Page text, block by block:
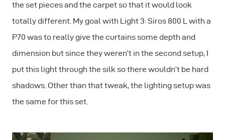
the set pieces and the carpet so that it would look
totally different. My goal with Light 3: Siros 800 L with a
P70 was to really give the curtains some depth and
dimension but since they weren’t in the second setup, I
put this light through the silk so there wouldn’t be hard
shadows. Other than that tweak, the lighting setup was
the same for this set.